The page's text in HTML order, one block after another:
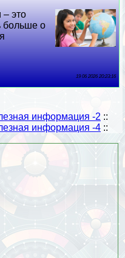
это
больше о
19 06 2026 20:23:16
информация -2 ::
информация -4 ::